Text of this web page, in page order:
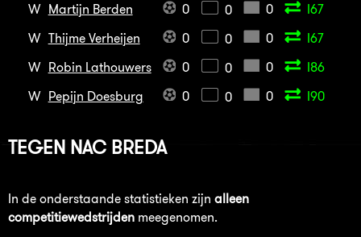
W Martijn Berden 0 0 0
I67
W Thijme Verheijen 0 0 0
I67
W Robin Lathouwers 0 0 0
I86
W Pepijn Doesburg 0 0 0 I90
TEGEN NAC BREDA
In de onderstaande statistieken zijn alleen
competitiewedstrijden meegenomen.